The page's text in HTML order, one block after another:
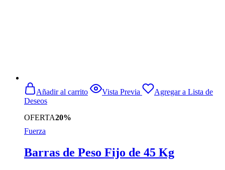
OFERTA20%
Añadir al carrito Vista Previa
Agregar a Lista de
Deseos
Fuerza
Barras de Peso Fijo de 45 Kg